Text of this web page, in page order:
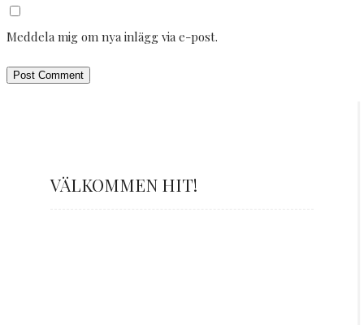
Meddela mig om nya inlägg via e-post.
VÄLKOMMEN HIT!